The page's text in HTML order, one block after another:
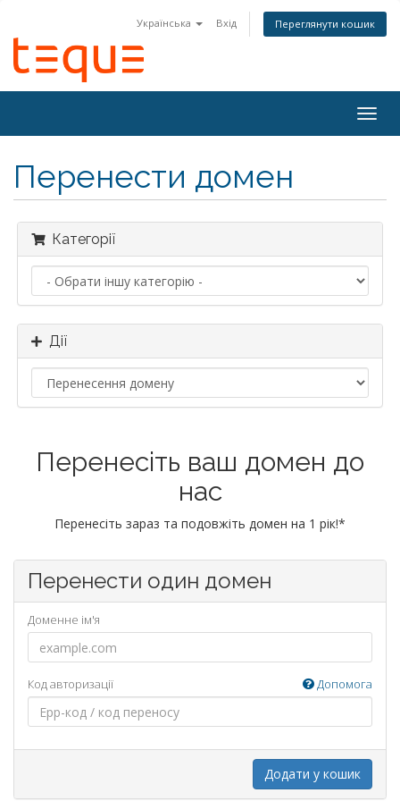
Українська Вхід Переглянути кошик
Перенести домен
Категорії
Дії
Перенесіть ваш домен до
нас
Перенесіть зараз та подовжіть домен на 1 рік!*
Перенести один домен
Доменне ім'я
Код авторизації Допомога
Додати у кошик